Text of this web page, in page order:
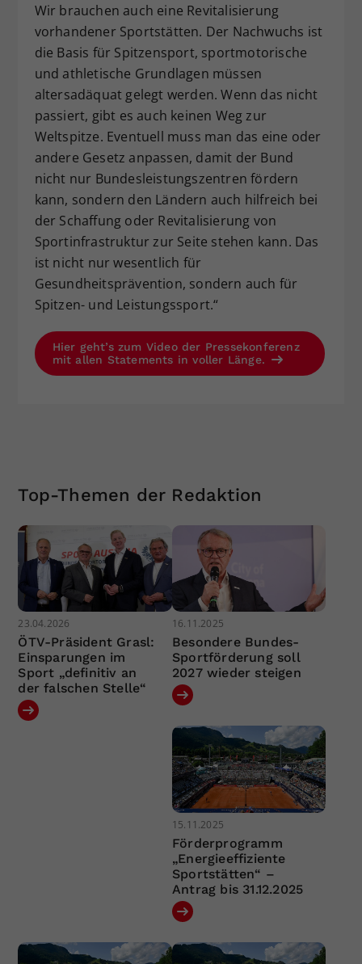
Wir brauchen auch eine Revitalisierung
vorhandener Sportstätten. Der Nachwuchs ist
die Basis für Spitzensport, sportmotorische
und athletische Grundlagen müssen
altersadäquat gelegt werden. Wenn das nicht
passiert, gibt es auch keinen Weg zur
Weltspitze. Eventuell muss man das eine oder
andere Gesetz anpassen, damit der Bund
nicht nur Bundesleistungszentren fördern
kann, sondern den Ländern auch hilfreich bei
der Schaffung oder Revitalisierung von
Sportinfrastruktur zur Seite stehen kann. Das
ist nicht nur wesentlich für
Gesundheitsprävention, sondern auch für
Spitzen- und Leistungssport.“
Hier geht’s zum Video der Pressekonferenz
mit allen Statements in voller Länge.
Top-Themen der Redaktion
23.04.2026
ÖTV-Präsident Grasl:
Einsparungen im
Sport „definitiv an
der falschen Stelle“
16.11.2025
Besondere Bundes-
Sportförderung soll
2027 wieder steigen
15.11.2025
Förderprogramm
„Energieeffiziente
Sportstätten“ –
Antrag bis 31.12.2025